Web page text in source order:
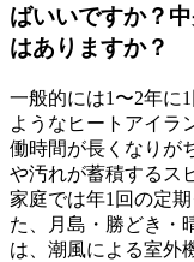
ばいいですか？
はありますか？
一般的には1〜2年に
ようなヒートアイラ
働時間が長くなりが
や汚れが蓄積するス
家庭では年1回の定
た、月島・勝どき・
は、潮風による室外